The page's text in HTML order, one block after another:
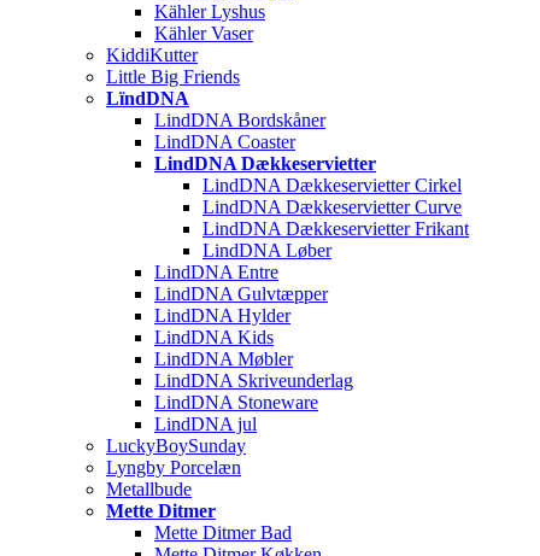
Kähler Lyshus
Kähler Vaser
KiddiKutter
Little Big Friends
LïndDNA
LindDNA Bordskåner
LindDNA Coaster
LindDNA Dækkeservietter
LindDNA Dækkeservietter Cirkel
LindDNA Dækkeservietter Curve
LindDNA Dækkeservietter Frikant
LindDNA Løber
LindDNA Entre
LindDNA Gulvtæpper
LindDNA Hylder
LindDNA Kids
LindDNA Møbler
LindDNA Skriveunderlag
LindDNA Stoneware
LindDNA jul
LuckyBoySunday
Lyngby Porcelæn
Metallbude
Mette Ditmer
Mette Ditmer Bad